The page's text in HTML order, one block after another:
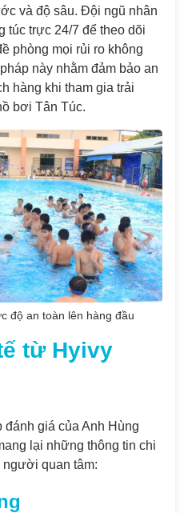
và độ sâu. Đội ngũ nhân
túc trực 24/7 để theo dõi
phòng mọi rủi ro không
này nhằm đảm bảo an
hàng khi tham gia trải
bơi Tân Túc.
độ an toàn lên hàng đầu
từ Hyivy
giá của Anh Hùng
lại những thông tin chi
quan tâm: